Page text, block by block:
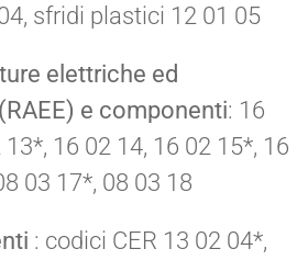
sfridi plastici 12 01 05
elettriche ed
e componenti: 16
16 02 14, 16 02 15*, 16
03 17*, 08 03 18
: codici CER 13 02 04*,